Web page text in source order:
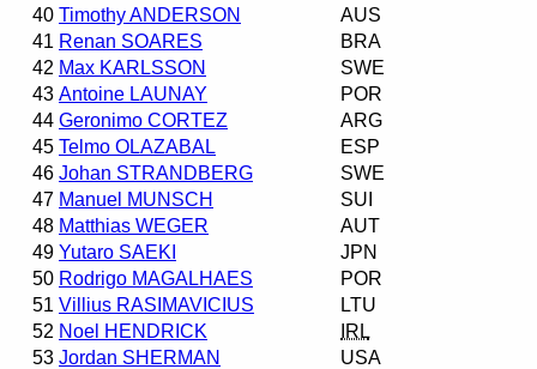
40 Timothy ANDERSON
AUS
41 Renan SOARES
BRA
42 Max KARLSSON
SWE
43 Antoine LAUNAY
POR
44 Geronimo CORTEZ
ARG
45 Telmo OLAZABAL
ESP
46 Johan STRANDBERG
SWE
47 Manuel MUNSCH
SUI
48 Matthias WEGER
AUT
49 Yutaro SAEKI
JPN
50 Rodrigo MAGALHAES
POR
51 Villius RASIMAVICIUS
LTU
52 Noel HENDRICK
IRL
53 Jordan SHERMAN
USA